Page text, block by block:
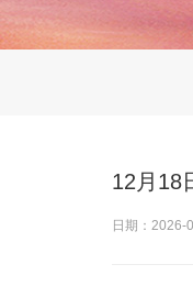
12月18
日期：2026-